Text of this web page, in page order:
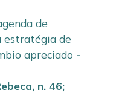
de
estratégia de
apreciado -
, n. 46;